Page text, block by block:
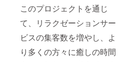
このプロジェクトを通じ
て、リラクゼーションサー
ビスの集客数を増やし、よ
り多くの方々に癒しの時間